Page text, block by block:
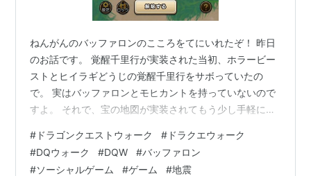
ねんがんのバッファロンのこころをてにいれたぞ！ 昨日
のお話です。 覚醒千里行が実装された当初、ホラービー
ストとヒイラギどうじの覚醒千里行をサボっていたの
で。 実はバッファロンとモヒカントを持っていないので
すよ。 それで、宝の地図が実装されてもう少し手軽に心
misago.hatenablog.com なのでﾁｮｺﾁｮｺ宝の地図でそれら
のこころを手に入れるべくランブラー(Rambler)しており
# ドラゴンクエストウォーク # ドラクエウォーク
#DQウォーク #DQW #バッファロン
#ソーシャルゲーム #ゲーム #地震